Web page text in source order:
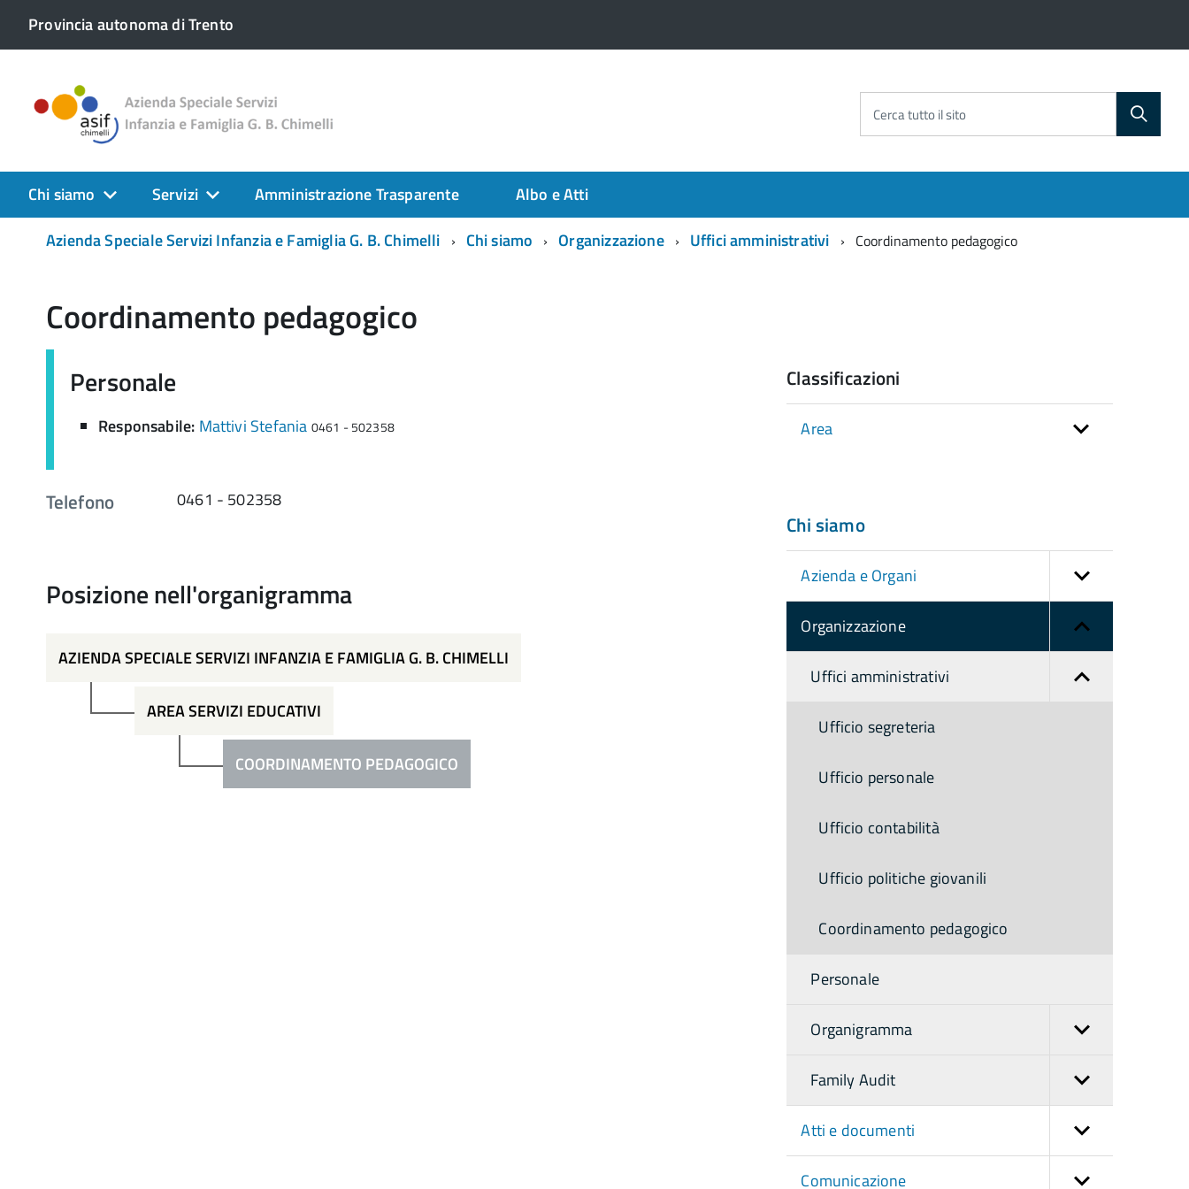
Provincia autonoma di Trento
Cerca tutto il sito
Chi siamo Servizi Amministrazione Trasparente
Albo e Atti
Azienda Speciale Servizi Infanzia e Famiglia G. B. Chimelli
Chi siamo Organizzazione Uffici amministrativi Coordinamento pedagogico
Coordinamento pedagogico
Personale
Responsabile: Mattivi Stefania 0461 - 502358
Telefono 0461 - 502358
Posizione nell'organigramma
AZIENDA SPECIALE SERVIZI INFANZIA E FAMIGLIA G. B. CHIMELLI
AREA SERVIZI EDUCATIVI
COORDINAMENTO PEDAGOGICO
Classificazioni
Area
Chi siamo
Azienda e Organi
Organizzazione
Uffici amministrativi
Ufficio segreteria
Ufficio personale
Ufficio contabilità
Ufficio politiche giovanili
Coordinamento pedagogico
Personale
Organigramma
Family Audit
Atti e documenti
Comunicazione